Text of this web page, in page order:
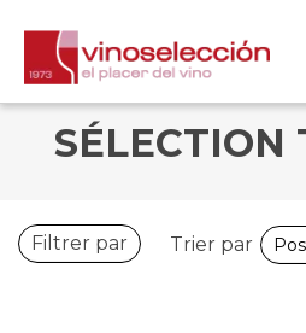
SÉLECTION
Filtrer par Trier par